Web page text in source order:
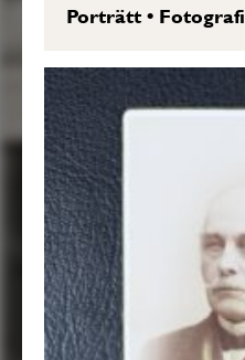
Porträtt• Fotografi